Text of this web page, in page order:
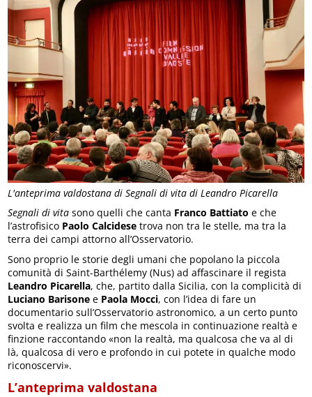
L'anteprima valdostana di Segnali di vita di Leandro Picarella
Segnali di vita sono quelli che canta Franco Battiato e che
l’astrofisico Paolo Calcidese trova non tra le stelle, ma tra la
terra dei campi attorno all’Osservatorio.
Sono proprio le storie degli umani che popolano la piccola
comunità di Saint-Barthélemy (Nus) ad affascinare il regista
Leandro Picarella, che, partito dalla Sicilia, con la complicità di
Luciano Barisone e Paola Mocci, con l’idea di fare un
documentario sull’Osservatorio astronomico, a un certo punto
svolta e realizza un film che mescola in continuazione realtà e
finzione raccontando «non la realtà, ma qualcosa che va al di
là, qualcosa di vero e profondo in cui potete in qualche modo
riconoscervi».
L’anteprima valdostana